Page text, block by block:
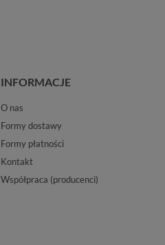
INFORMACJE
O nas
Formy dostawy
Formy płatności
Kontakt
Współpraca (producenci)